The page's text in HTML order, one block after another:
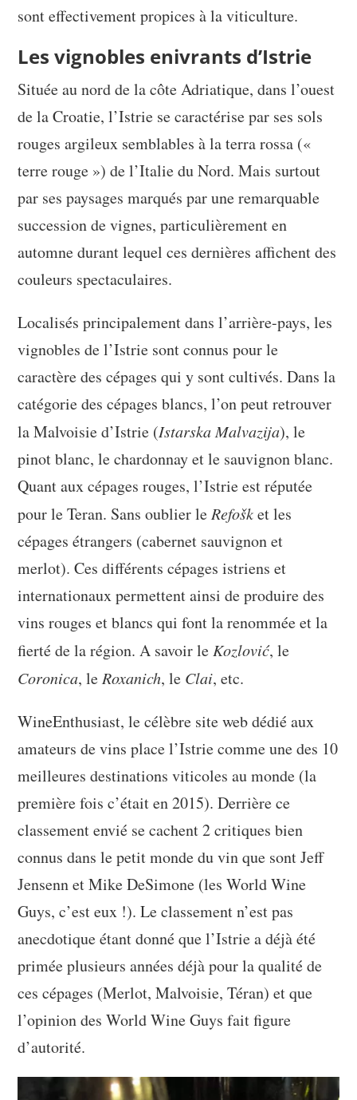
sont effectivement propices à la viticulture.
Les vignobles enivrants d’Istrie
Située au nord de la côte Adriatique, dans l’ouest
de la Croatie, l’Istrie se caractérise par ses sols
rouges argileux semblables à la terra rossa («
terre rouge ») de l’Italie du Nord. Mais surtout
par ses paysages marqués par une remarquable
succession de vignes, particulièrement en
automne durant lequel ces dernières affichent des
couleurs spectaculaires.
Localisés principalement dans l’arrière-pays, les
vignobles de l’Istrie sont connus pour le
caractère des cépages qui y sont cultivés. Dans la
catégorie des cépages blancs, l’on peut retrouver
la Malvoisie d’Istrie (Istarska Malvazija), le
pinot blanc, le chardonnay et le sauvignon blanc.
Quant aux cépages rouges, l’Istrie est réputée
pour le Teran. Sans oublier leRefošket les
cépages étrangers (cabernet sauvignon et
merlot). Ces différents cépages istriens et
internationaux permettent ainsi de produire des
vins rouges et blancs qui font la renommée et la
fierté de la région. A savoir leKozlović, le
Coronica, leRoxanich, le Clai, etc.
WineEnthusiast, le célèbre site web dédié aux
amateurs de vins place l’Istrie comme une des 10
meilleures destinations viticoles au monde (la
première fois c’était en 2015). Derrière ce
classement envié se cachent 2 critiques bien
connus dans le petit monde du vin que sont Jeff
Jensenn et Mike DeSimone (les World Wine
Guys, c’est eux !). Le classement n’est pas
anecdotique étant donné que l’Istrie a déjà été
primée plusieurs années déjà pour la qualité de
ces cépages (Merlot, Malvoisie, Téran) et que
l’opinion des World Wine Guys fait figure
d’autorité.